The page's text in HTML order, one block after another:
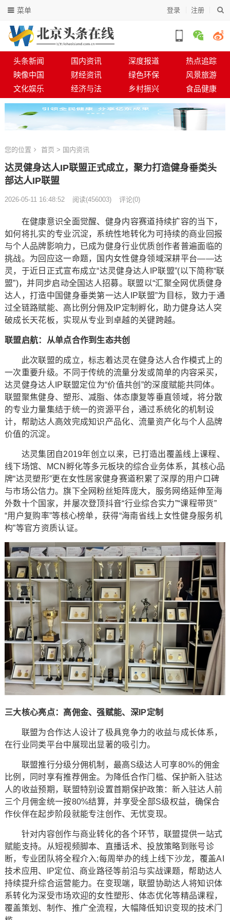
登录 注册
菜单
头条新闻 国内资讯 深度报道
热点追踪
映像中国
财经资讯 绿色环保
风景旅游
文化娱乐
经济与法 乡村振兴 食品健康
您的位置 首页 > 国内资讯
达灵健身达人IP联盟正式成立，聚力打造健身垂类头
部达人IP联盟
2026-05-11 16:48:52 阅读(456003) 评论(0)
在健康意识全面觉醒、健身内容赛道持续扩容的当下，
如何将扎实的专业沉淀，系统性地转化为可持续的商业回报
与个人品牌影响力，已成为健身行业优质创作者普遍面临的
挑战。为回应这一命题，国内女性健身领域深耕平台——达
灵，于近日正式宣布成立“达灵健身达人IP联盟”(以下简称“联
盟”)，并同步启动全国达人招募。联盟以“汇聚全网优质健身
达人，打造中国健身垂类第一达人IP联盟”为目标，致力于通
过全链路赋能、高比例分佣及IP定制孵化，助力健身达人突
破成长天花板，实现从专业到卓越的关键跨越。
联盟启航：从单点合作到生态共创
此次联盟的成立，标志着达灵在健身达人合作模式上的
一次重要升级。不同于传统的流量分发或简单的内容采买，
达灵健身达人IP联盟定位为“价值共创”的深度赋能共同体。
联盟聚焦健身、塑形、减脂、体态康复等垂直领域，将分散
的专业力量集结于统一的资源平台，通过系统化的机制设
计，帮助达人高效完成知识产品化、流量资产化与个人品牌
价值的沉淀。
达灵集团自2019年创立以来，已打造出覆盖线上课程、
线下场馆、MCN孵化等多元板块的综合业务体系，其核心品
牌“达灵塑形”更在女性居家健身赛道积累了深厚的用户口碑
与市场公信力。旗下全网粉丝矩阵庞大，服务网络延伸至海
外数十个国家，并屡次登顶抖音“行业综合实力”“课程带货”
“用户复购率”等核心榜单，获得“海南省线上女性健身服务机
构”等官方资质认证。
三大核心亮点：高佣金、强赋能、深IP定制
联盟为合作达人设计了极具竞争力的收益与成长体系，
在行业同类平台中展现出显著的吸引力。
联盟推行分级分佣机制，最高S级达人可享80%的佣金
比例，同时享有推荐佣金。为降低合作门槛、保护新入驻达
人的收益预期，联盟特别设置首期保护政策：新入驻达人前
三个月佣金统一按80%结算，并享受全部S级权益，确保合
作伙伴在起步阶段就能专注创作、无忧变现。
针对内容创作与商业转化的各个环节，联盟提供一站式
赋能支持。从短视频脚本、直播话术、投放策略到账号诊
断，专业团队将全程介入;每周举办的线上线下沙龙，覆盖AI
技术应用、IP定位、商业路径等前沿与实战课题，帮助达人
持续提升综合运营能力。在变现端，联盟协助达人将知识体
系转化为深受市场欢迎的女性塑形、体态优化等精品课程，
覆盖策划、制作、推广全流程，大幅降低知识变现的技术门